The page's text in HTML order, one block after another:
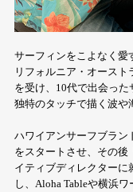
サーフィンをこよなく愛
リフォルニア・オース
を受け、10代で出会った
独特のタッチで描く波や
ハワイアンサーフブラン
をスタートさせ、その後
イティブディレクターに
し、Aloha Tableや横浜